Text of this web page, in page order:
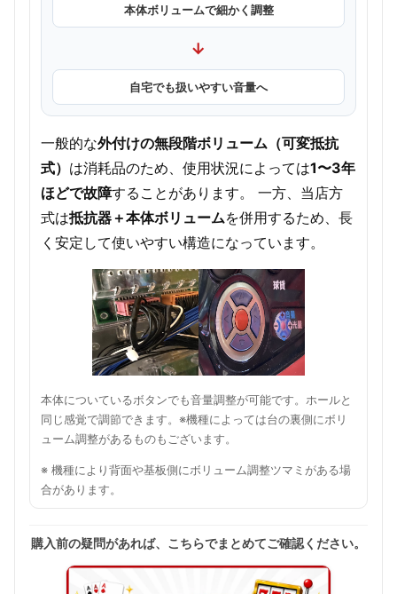
本体ボリュームで細かく調整
→
自宅でも扱いやすい音量へ
一般的な外付けの無段階ボリューム（可変抵抗
式） は消耗品のため、使用状況によっては1〜3年
ほどで故障することがあります。 一方、当店方
式は抵抗器＋本体ボリュームを併用するため、長
く安定して使いやすい構造になっています。
本体についているボタンでも音量調整が可能です。ホールと
同じ感覚で調節できます。※機種によっては台の裏側にボリ
ューム調整があるものもございます。
※ 機種により背面や基板側にボリューム調整ツマミがある場
合があります。
購入前の疑問があれば、こちらでまとめてご確認ください。